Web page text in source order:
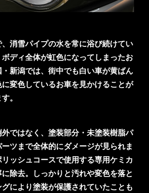
消雪パイプの水を常に浴び続けてい
ディ全体が虹色になってしまったお
新潟では、街中でも白い車が黄ばん
変色しているお車を見かけることが
。
ではなく、塗装部分・未塗装樹脂パ
ツまで全体的にダメージが見られま
ッシュコースで使用する専用ケミカ
除去。しっかりと汚れや変色を落と
により塗装が保護されていたことも